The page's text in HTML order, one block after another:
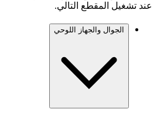
عند تشغيل المقطع التالي.
الجوال والجهاز اللوحي